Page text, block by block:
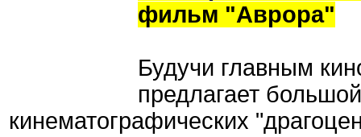
фильм "Аврора"
Будучи главным
предлагает
кинематографических